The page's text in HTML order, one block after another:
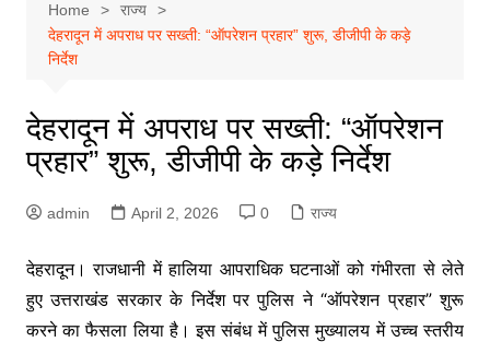
Home
राज्य
देहरादून में अपराध पर सख्ती: “ऑपरेशन प्रहार” शुरू, डीजीपी के कड़े
निर्देश
देहरादून में अपराध पर सख्ती: “ऑपरेशन
प्रहार” शुरू, डीजीपी के कड़े निर्देश
admin April 2, 2026 0 राज्य
देहरादून। राजधानी में हालिया आपराधिक घटनाओं को गंभीरता से लेते
हुए उत्तराखंड सरकार के निर्देश पर पुलिस ने “ऑपरेशन प्रहार” शुरू
करने का फैसला लिया है। इस संबंध में पुलिस मुख्यालय में उच्च स्तरीय